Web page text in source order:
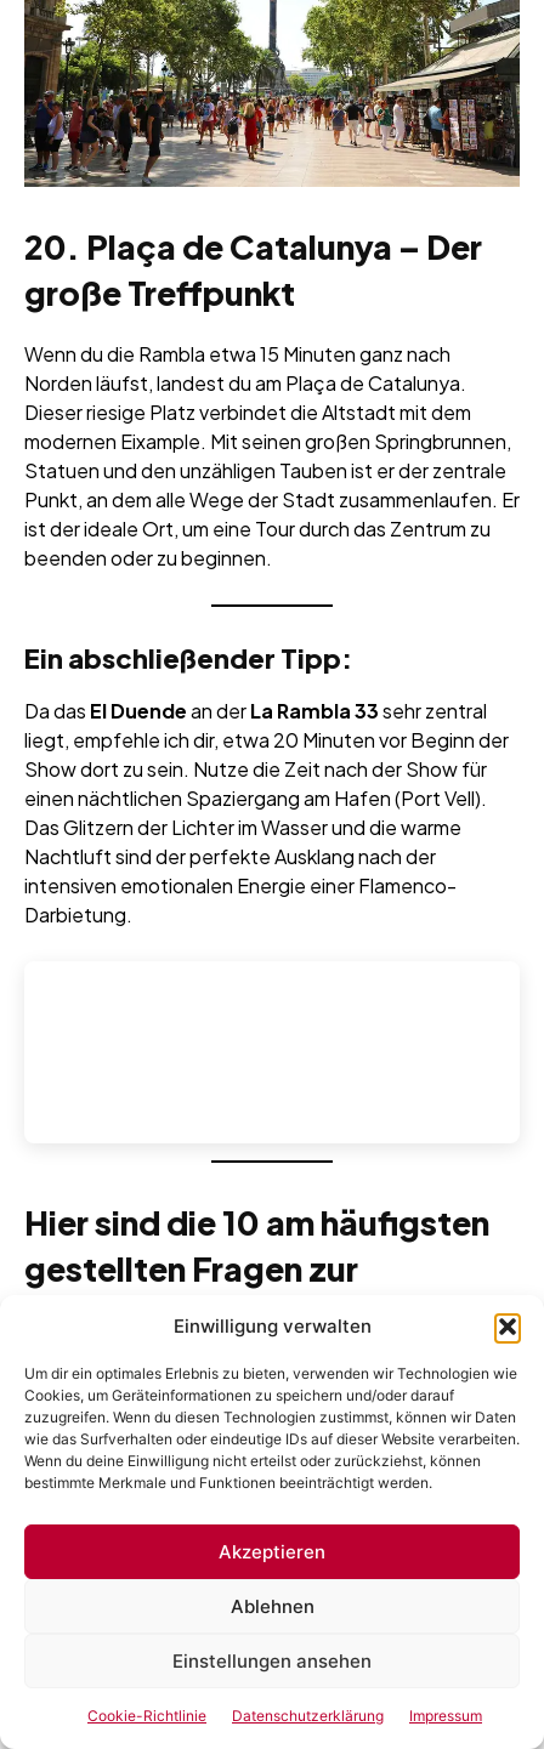
Einwilligung verwalten
Um dir ein optimales Erlebnis zu bieten, verwenden wir Technologien wie
Cookies, um Geräteinformationen zu speichern und/oder darauf
zuzugreifen. Wenn du diesen Technologien zustimmst, können wir Daten
wie das Surfverhalten oder eindeutige IDs auf dieser Website verarbeiten.
Wenn du deine Einwilligung nicht erteilst oder zurückziehst, können
bestimmte Merkmale und Funktionen beeinträchtigt werden.
Akzeptieren
Ablehnen
Einstellungen ansehen
Cookie-Richtlinie Datenschutzerklärung Impressum
20. Plaça de Catalunya – Der
große Treffpunkt
Wenn du die Rambla etwa 15 Minuten ganz nach
Norden läufst, landest du am Plaça de Catalunya.
Dieser riesige Platz verbindet die Altstadt mit dem
modernen Eixample. Mit seinen großen Springbrunnen,
Statuen und den unzähligen Tauben ist er der zentrale
Punkt, an dem alle Wege der Stadt zusammenlaufen. Er
ist der ideale Ort, um eine Tour durch das Zentrum zu
beenden oder zu beginnen.
Ein abschließender Tipp:
Da das El Duendean derLa Rambla 33sehr zentral
liegt, empfehle ich dir, etwa 20 Minuten vor Beginn der
Show dort zu sein. Nutze die Zeit nach der Show für
einen nächtlichen Spaziergang am Hafen (Port Vell).
Das Glitzern der Lichter im Wasser und die warme
Nachtluft sind der perfekte Ausklang nach der
intensiven emotionalen Energie einer Flamenco-
Darbietung.
Hier sind die 10 am häufigsten
gestellten Fragen zur
Umgebung:
1. Wie nah ist das Kolumbus-Denkmal
am El Duende?
DasKolumbus-Denkmal (Mirador de Colom)
südlich vom El Duende am Ende der Rambla. In weniger
als 2 Minuten zu Fuß erreichst du die Statue und den
angrenzenden Hafen. Viele Besucher nutzen die
Gelegenheit, um mit dem Aufzug in der Säule die
Aussicht zu genießen, bevor sie zur Show gehen.
2. Kann man vom El Duende aus zu